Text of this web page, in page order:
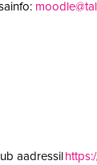
aadressil